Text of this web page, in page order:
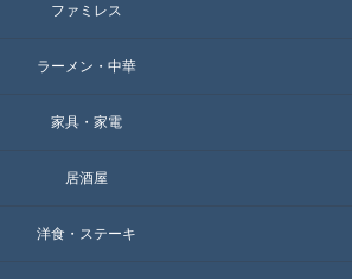
ファミレス
ラーメン・中華
家具・家電
居酒屋
洋食・ステーキ